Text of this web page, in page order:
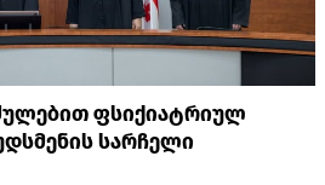
ფსიქიატრიულ
სარჩელი